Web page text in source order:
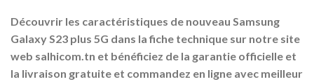
Découvrir les caractéristiques de nouveau Samsung
Galaxy S23 plus 5G dans la fiche technique sur notre site
web salhicom.tn et bénéficiez de la garantie officielle et
la livraison gratuite et commandez en ligne avec meilleur